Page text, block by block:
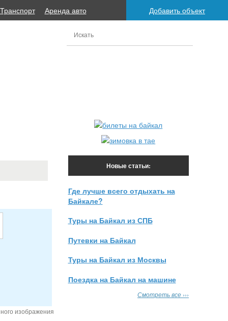
Добавить объект
Транспорт Аренда авто
изображения
Новые статьи:
Где лучше всего отдыхать на
Байкале?
Туры на Байкал из СПБ
Путевки на Байкал
Туры на Байкал из Москвы
Поездка на Байкал на машине
Смотреть все ›››